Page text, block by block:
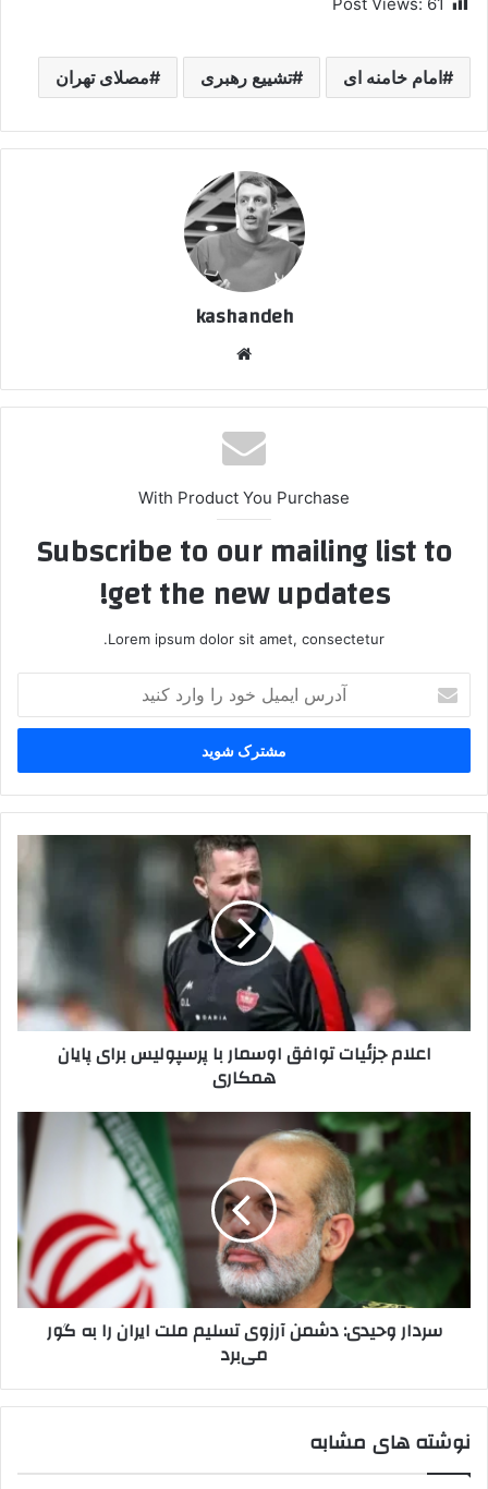
امام خامنه ای تشییع رهبری مصلای تهران
kashandeh
With Product You Purchase
Subscribe to our mailing list to
get the new updates!
Lorem ipsum dolor sit amet, consectetur.
ایمیل
خود
وارد
کنید
همکاری
اعلام جزئیات توافق اوسمار با پرسپولیس برای پایان
همکاری
دشمن
آرزوی
تسلیم‌
به
سردار وحیدی: دشمن آرزوی تسلیم‌ ملت ایران را به گور
می‌برد
نوشته های مشابه